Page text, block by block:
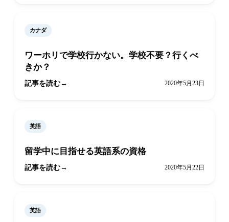
カナダ
ワーホリで学校行かない。学校不要？行くべ
きか？
記事を読む 2020年5月23日
英語
留学中に目指せる英語系の資格
記事を読む 2020年5月22日
英語